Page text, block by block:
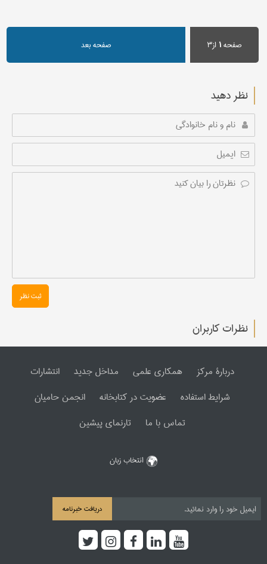
صفحه۱ از۳ صفحه بعد
نظر دهید
ثبت نظر
نظرات کاربران
دربارۀ مرکز همکاری علمی مداخل جدید
انتشارات
شرایط استفاده
عضویت در کتابخانه
انجمن حامیان
تماس با ما
تارنمای پیشین
انتخاب زبان
دریافت خبرنامه